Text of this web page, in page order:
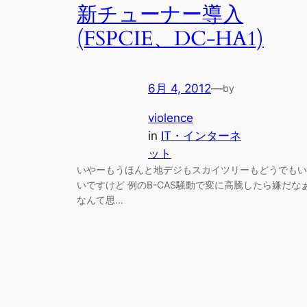
新チューナー導入
(FSPCIE、DC-HA1)
6月 4, 2012—by
violence
in IT・インターネ
ット
いやーもうほんと地デジもスカイツリーもどうでもい
いですけど 例のB-CAS騒動で変に高騰したら嫌だな
なんて思…